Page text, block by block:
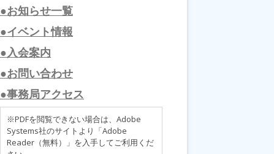
●お知らせ一覧
●イベント情報
●入会案内
●お問い合わせ
●事務局アクセス
※PDFを閲覧できない場合は、Adobe
Systems社のサイトより「Adobe
Reader（無料）」を入手してご利用くだ